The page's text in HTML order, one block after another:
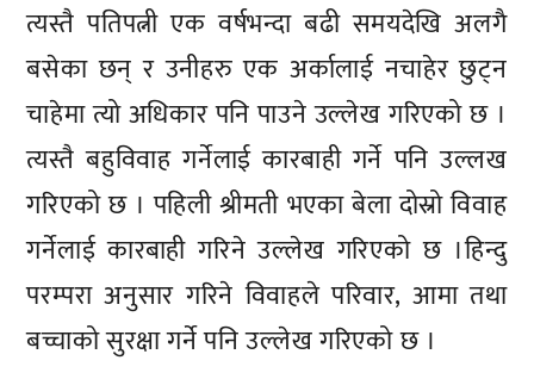
त्यस्तै पतिपत्नी एक वर्षभन्दा बढी समयदेखि अलगै
बसेका छन् र उनीहरु एक अर्कालाई नचाहेर छुट्न
चाहेमा त्यो अधिकार पनि पाउने उल्लेख गरिएको छ ।
त्यस्तै बहुविवाह गर्नेलाई कारबाही गर्ने पनि उल्लख
गरिएको छ । पहिली श्रीमती भएका बेला दोस्रो विवाह
गर्नेलाई कारबाही गरिने उल्लेख गरिएको छ ।हिन्दु
परम्परा अनुसार गरिने विवाहले परिवार, आमा तथा
बच्चाको सुरक्षा गर्ने पनि उल्लेख गरिएको छ ।